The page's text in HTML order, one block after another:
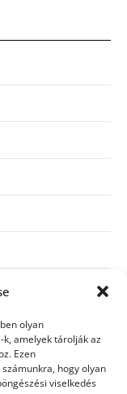
olyan
amelyek tárolják az
Ezen
hogy olyan
viselkedés